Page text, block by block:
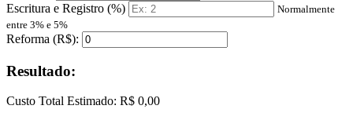
Escritura e Registro (%)
Normalmente
entre 3% e 5%
Reforma (R$):
Resultado:
Custo Total Estimado: R$ 0,00